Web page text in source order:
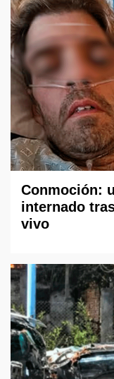
Conmoción:
internado
vivo